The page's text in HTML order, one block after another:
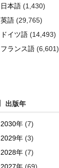
日本語 (1,430)
英語 (29,765)
ドイツ語 (14,493)
フランス語 (6,601)
出版年
2030年 (7)
2029年 (3)
2028年 (7)